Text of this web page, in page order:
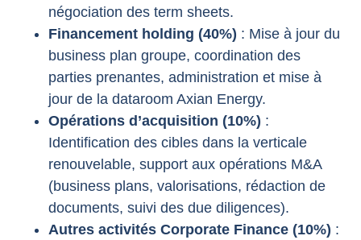
négociation des term sheets.
Financement holding (40%) : Mise à jour du
business plan groupe, coordination des
parties prenantes, administration et mise à
jour de la dataroom Axian Energy.
Opérations d’acquisition (10%) :
Identification des cibles dans la verticale
renouvelable, support aux opérations M&A
(business plans, valorisations, rédaction de
documents, suivi des due diligences).
Autres activités Corporate Finance (10%) :